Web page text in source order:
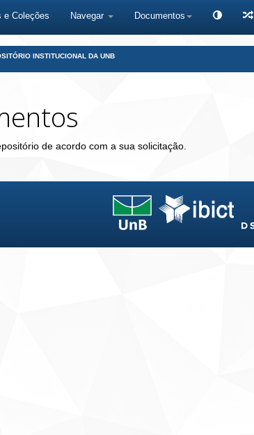
e Coleções Navegar Documentos
INSTITUCIONAL DA UNB
de acordo com a sua solicitação.